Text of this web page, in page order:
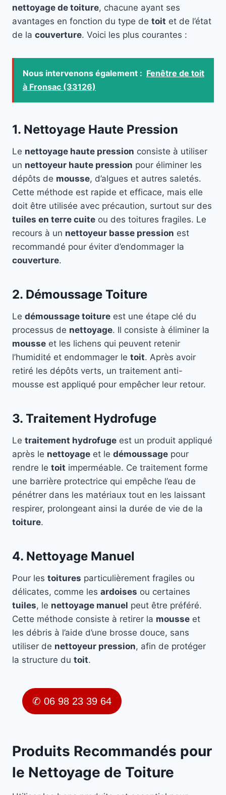
nettoyage de toiture, chacune ayant ses
avantages en fonction du type de toit et de l’état
de la couverture. Voici les plus courantes :
Nous intervenons également : Fenêtre de toit
à Fronsac (33126)
1. Nettoyage Haute Pression
Le nettoyage haute pression consiste à utiliser
un nettoyeur haute pression pour éliminer les
dépôts de mousse, d’algues et autres saletés.
Cette méthode est rapide et efficace, mais elle
doit être utilisée avec précaution, surtout sur des
tuiles en terre cuite ou des toitures fragiles. Le
recours à un nettoyeur basse pression est
recommandé pour éviter d’endommager la
couverture.
2. Démoussage Toiture
Le démoussage toiture est une étape clé du
processus de nettoyage. Il consiste à éliminer la
mousse et les lichens qui peuvent retenir
l’humidité et endommager le toit. Après avoir
retiré les dépôts verts, un traitement anti-
mousse est appliqué pour empêcher leur retour.
3. Traitement Hydrofuge
Le traitement hydrofuge est un produit appliqué
après le nettoyage et le démoussage pour
rendre le toit imperméable. Ce traitement forme
une barrière protectrice qui empêche l’eau de
pénétrer dans les matériaux tout en les laissant
respirer, prolongeant ainsi la durée de vie de la
toiture.
4. Nettoyage Manuel
Pour les toitures particulièrement fragiles ou
délicates, comme les ardoises ou certaines
tuiles, le nettoyage manuel peut être préféré.
Cette méthode consiste à retirer la mousse et
les débris à l’aide d’une brosse douce, sans
utiliser de nettoyeur pression, afin de protéger
la structure du toit.
✆ 06 98 23 39 64
Produits Recommandés pour
le Nettoyage de Toiture